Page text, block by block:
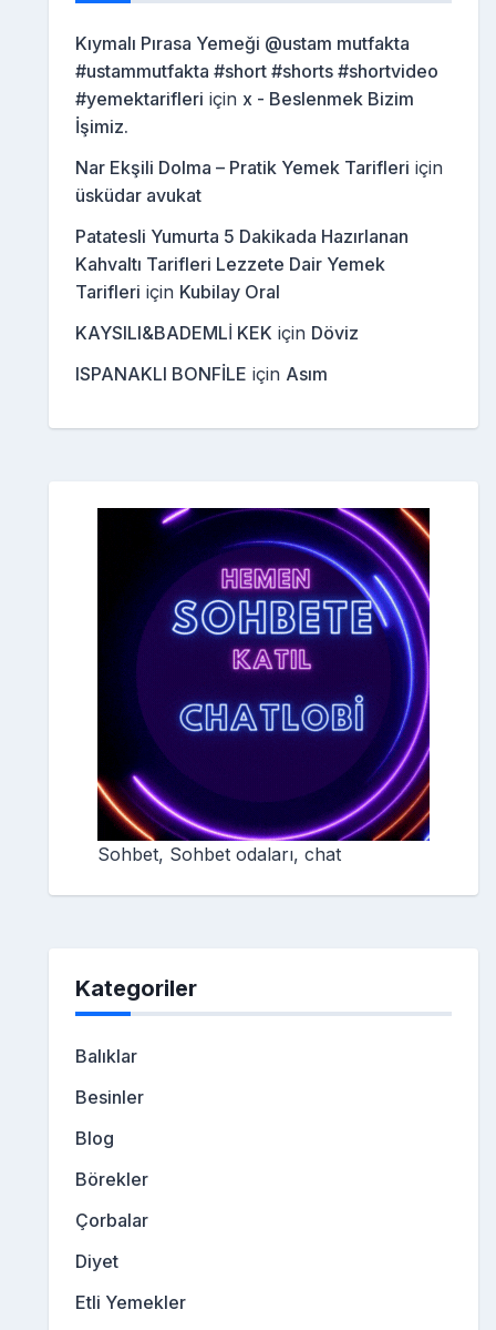
Kıymalı Pırasa Yemeği @ustam mutfakta
#ustammutfakta #short #shorts #shortvideo
#yemektarifleri için x - Beslenmek Bizim
İşimiz.
Nar Ekşili Dolma – Pratik Yemek Tarifleri için
üsküdar avukat
Patatesli Yumurta 5 Dakikada Hazırlanan
Kahvaltı Tarifleri Lezzete Dair Yemek
Tarifleri için Kubilay Oral
KAYSILI&BADEMLİ KEK için Döviz
ISPANAKLI BONFİLE için Asım
Sohbet, Sohbet odaları, chat
Kategoriler
Balıklar
Besinler
Blog
Börekler
Çorbalar
Diyet
Etli Yemekler